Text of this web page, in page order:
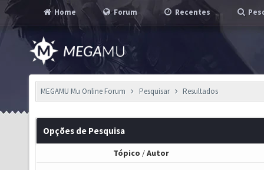
Home Forum Recentes
MEGAMU Mu Online Forum Pesquisar Resultados
Opções de Pesquisa
Tópico /Autor